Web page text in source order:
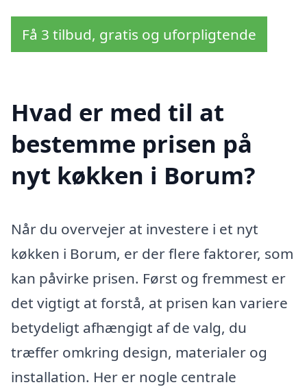
Få 3 tilbud, gratis og uforpligtende
Hvad er med til at
bestemme prisen på
nyt køkken i Borum?
Når du overvejer at investere i et nyt
køkken i Borum, er der flere faktorer, som
kan påvirke prisen. Først og fremmest er
det vigtigt at forstå, at prisen kan variere
betydeligt afhængigt af de valg, du
træffer omkring design, materialer og
installation. Her er nogle centrale